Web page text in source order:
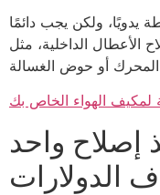
يدويًا، ولكن يجب دائمًا
الأعطال الداخلية، مثل
لمكيف الهواء الخاص بك
واحد
الدولارات